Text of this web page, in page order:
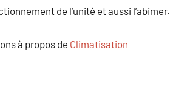
de l’unité et aussi l’abimer.
à propos de Climatisation